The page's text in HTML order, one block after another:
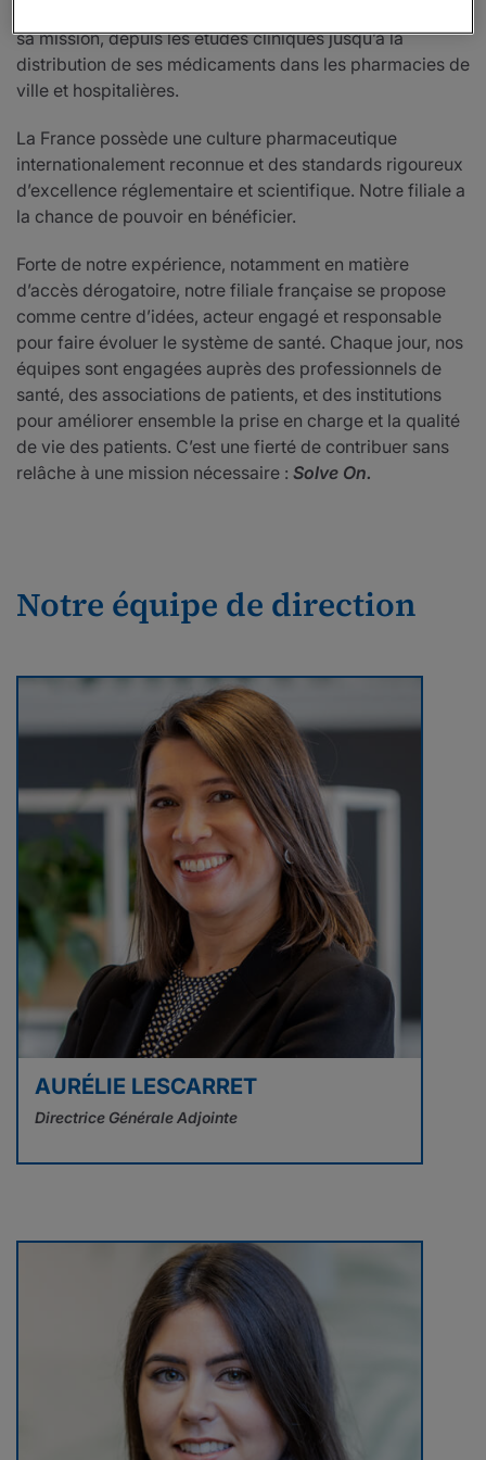
sa mission, depuis les études cliniques jusqu’à la
distribution de ses médicaments dans les pharmacies de
ville et hospitalières.
La France possède une culture pharmaceutique
internationalement reconnue et des standards rigoureux
d’excellence réglementaire et scientifique. Notre filiale a
la chance de pouvoir en bénéficier.
Forte de notre expérience, notamment en matière
d’accès dérogatoire, notre filiale française se propose
comme centre d’idées, acteur engagé et responsable
pour faire évoluer le système de santé. Chaque jour, nos
équipes sont engagées auprès des professionnels de
santé, des associations de patients, et des institutions
pour améliorer ensemble la prise en charge et la qualité
de vie des patients. C’est une fierté de contribuer sans
relâche à une mission nécessaire : Solve On.
Notre équipe de direction
AURÉLIE LESCARRET
Directrice Générale Adjointe